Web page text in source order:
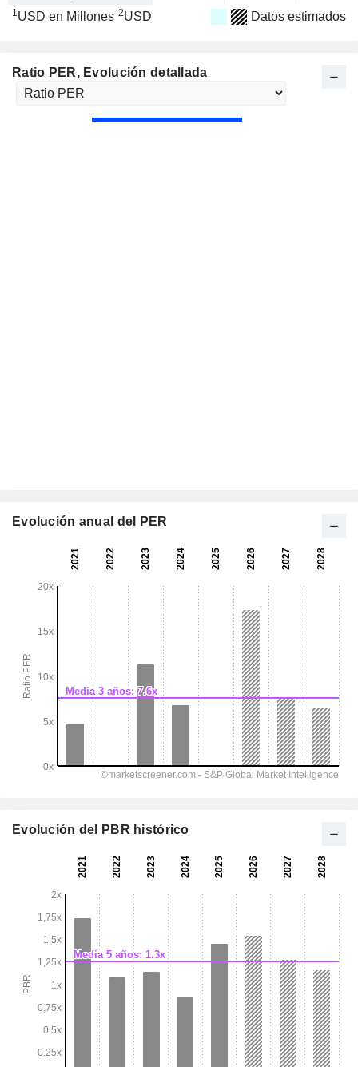
1USD en Millones 2USD Datos estimados
Ratio PER, Evolución detallada
Evolución anual del PER
Evolución del PBR histórico